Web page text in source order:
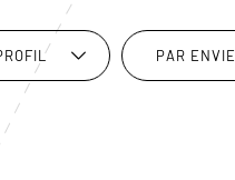
PAR ENVIE